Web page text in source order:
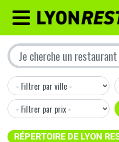
MENU
RÉPERTOIRE DE LYON